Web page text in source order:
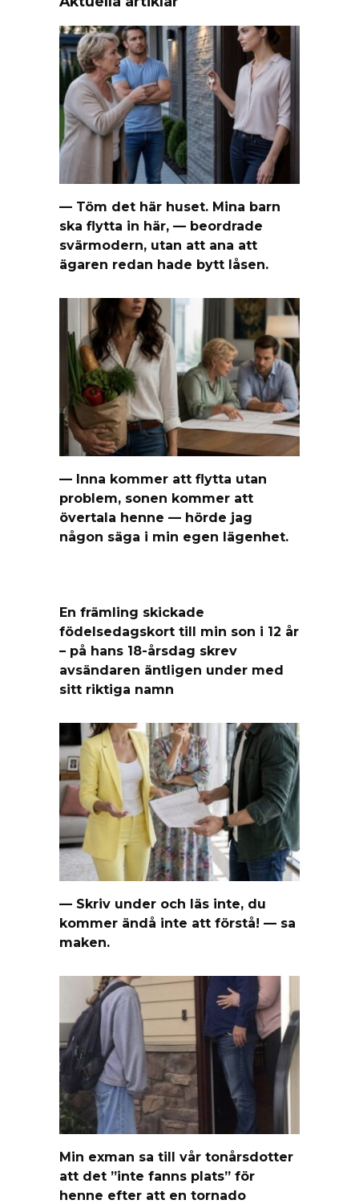
— Töm det här huset. Mina barn
ska flytta in här, — beordrade
svärmodern, utan att ana att
ägaren redan hade bytt låsen.
— Inna kommer att flytta utan
problem, sonen kommer att
övertala henne — hörde jag
någon säga i min egen lägenhet.
En främling skickade
födelsedagskort till min son i 12 år
– på hans 18-årsdag skrev
avsändaren äntligen under med
sitt riktiga namn
— Skriv under och läs inte, du
kommer ändå inte att förstå! — sa
maken.
Min exman sa till vår tonårsdotter
att det ”inte fanns plats” för
henne efter att en tornado